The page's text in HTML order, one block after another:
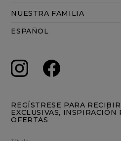
NUESTRA FAMILIA
REGÍSTRESE PARA
EXCLUSIVAS, INSPIRACIÓN
OFERTAS